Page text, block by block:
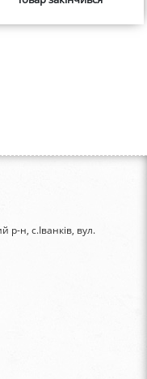
р-н, с.Іванків, вул.